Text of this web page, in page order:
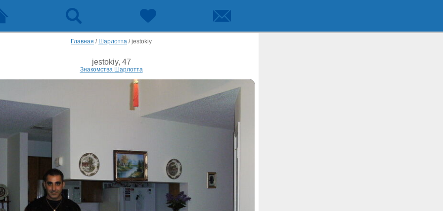
Главная / Шарлотта /jestokiy
jestokiy, 47
Знакомства Шарлотта